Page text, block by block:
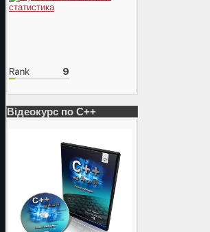
Відеокурс по С++